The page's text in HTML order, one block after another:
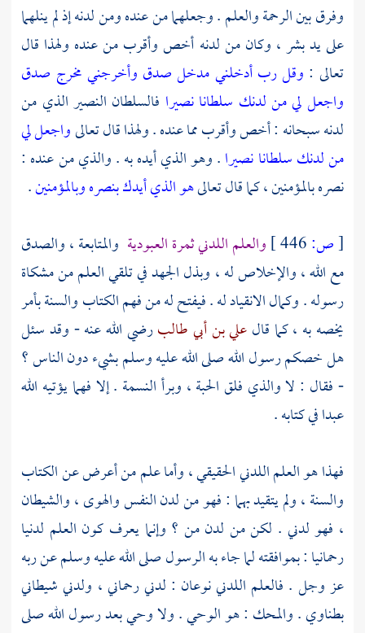
وفرق بين الرحمة والعلم . وجعلهما من عنده ومن لدنه إذ لم ينلهما
على يد بشر ، وكان من لدنه أخص وأقرب من عنده ولهذا قال
تعالى : وقل رب أدخلني مدخل صدق وأخرجني مخرج صدق
واجعل لي من لدنك سلطانا نصيرا فالسلطان النصير الذي من
لدنه سبحانه : أخص وأقرب مما عنده . ولهذا قال تعالىواجعل لي
من لدنك سلطانا نصيرا. وهو الذي أيده به . والذي من عنده :
نصره بالمؤمنين ، كما قال تعالىهو الذي أيدك بنصره وبالمؤمنين.
[ص: والعلم اللدني ثمرة العبودية والمتابعة ، والصدق
مع الله ، والإخلاص له ، وبذل الجهد في تلقي العلم من مشكاة
رسوله . وكمال الانقياد له . فيفتح له من فهم الكتاب والسنة بأمر
يخصه به ، كما قالعلي بن أبي طالبرضي الله عنه - وقد سئل
هل خصكم رسول الله صلى الله عليه وسلم بشيء دون الناس ؟
- فقال : لا والذي فلق الحبة ، وبرأ النسمة . إلا فهما يؤتيه الله
عبدا في كتابه .
فهذا هو العلم اللدني الحقيقي ، وأما علم من أعرض عن الكتاب
والسنة ، ولم يتقيد بهما : فهو من لدن النفس والهوى ، والشيطان
، فهو لدني . لكن من لدن من ؟ وإنما يعرف كون العلم لدنيا
رحمانيا : بموافقته لما جاء به الرسول صلى الله عليه وسلم عن ربه
عز وجل . فالعلم اللدني نوعان : لدني رحماني ، ولدني شيطاني
بطناوي . والمحك : هو الوحي . ولا وحي بعد رسول الله صلى